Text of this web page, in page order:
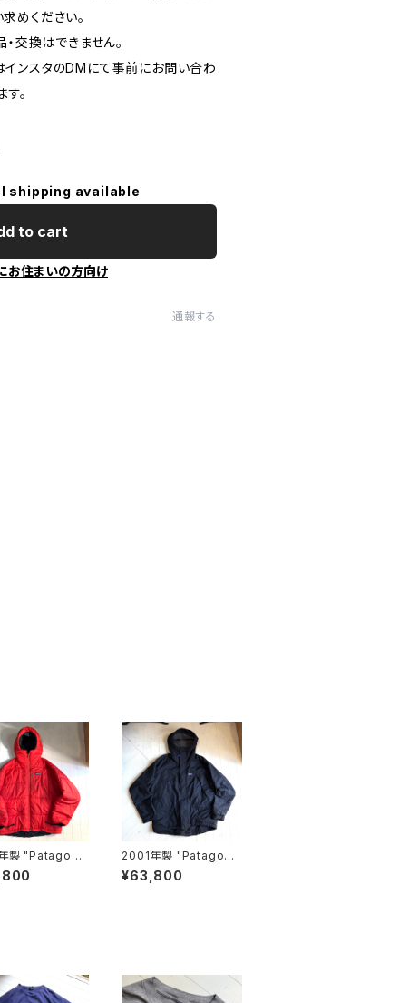
めください。
交換はできません。
ンスタのDMにて事前にお問い合わ
。
shipping available
to cart
お住まいの方向け
通報する
製 "Patagoni
PARKA
2001年製 "Patagoni
a" infurno jacket
¥63,800